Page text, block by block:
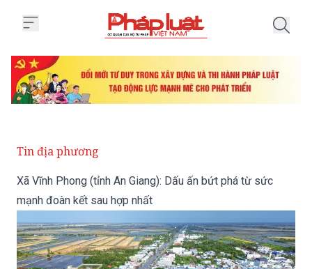
Tin địa phương
Xã Vĩnh Phong (tỉnh An Giang): Dấu ấn bứt phá từ sức
mạnh đoàn kết sau hợp nhất